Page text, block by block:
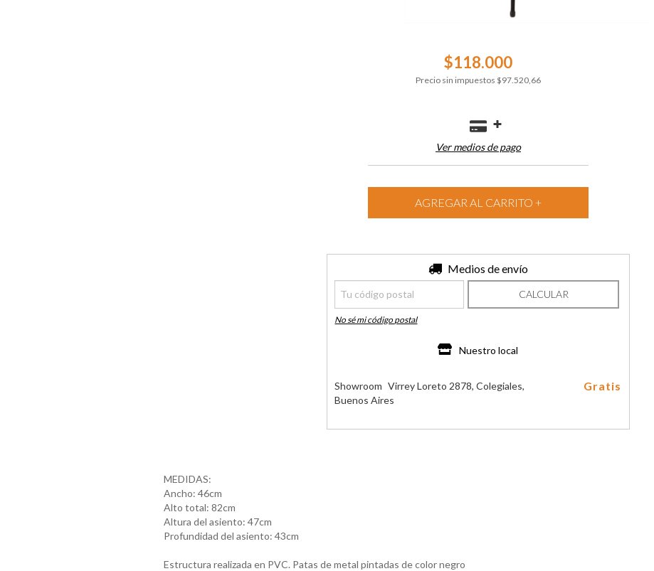
$118.000
Precio sin impuestos $97.520,66
Ver medios de pago
Medios de envío
CALCULAR
No sé mi código postal
Nuestro local
Showroom Virrey Loreto 2878, Colegiales,
Buenos Aires
Gratis
MEDIDAS:
Ancho: 46cm
Alto total: 82cm
Altura del asiento: 47cm
Profundidad del asiento: 43cm
Estructura realizada en PVC. Patas de metal pintadas de color negro